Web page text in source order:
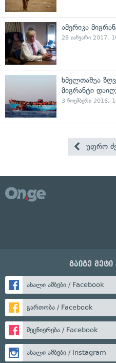
ამერიკა
28 იანვარი 2017,
ხმელთაშუა
მიგრანტი
3 ნოემბერი 2016,
უფრო
გაიგე
ახალი ამბები / Facebook
გართობა / Facebook
მეცნიერება / Facebook
ახალი ამბები / Instagram